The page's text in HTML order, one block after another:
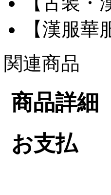
【漢服
関連商品
商品詳細
お支払